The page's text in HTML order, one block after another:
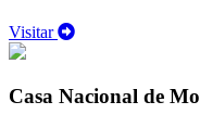
Visitar
Casa Nacional de